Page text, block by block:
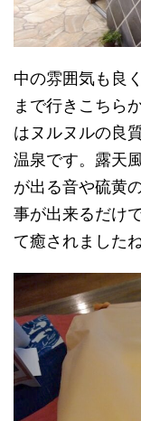
中の雰囲気も良
まで行きこちら
はヌルヌルの良
温泉です。露天
が出る音や硫黄
事が出来るだけ
て癒されましたね